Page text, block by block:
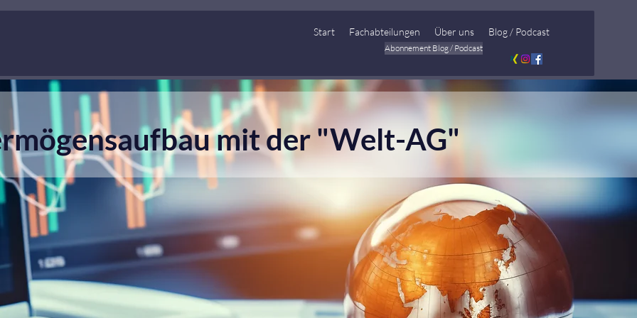
Start Fachabteilungen Über uns Blog / Podcast
Abonnement Blog / Podcast
mit der "Welt-AG"